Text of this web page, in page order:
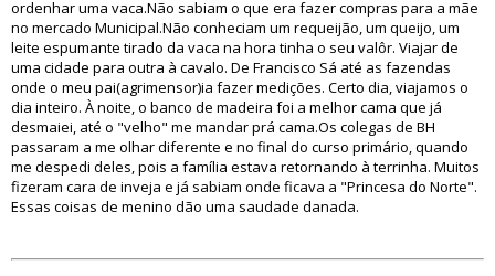
ordenhar uma vaca.Não sabiam o que era fazer compras para a mãe
no mercado Municipal.Não conheciam um requeijão, um queijo, um
leite espumante tirado da vaca na hora tinha o seu valôr. Viajar de
uma cidade para outra à cavalo. De Francisco Sá até as fazendas
onde o meu pai(agrimensor)ia fazer medições. Certo dia, viajamos o
dia inteiro. À noite, o banco de madeira foi a melhor cama que já
desmaiei, até o "velho" me mandar prá cama.Os colegas de BH
passaram a me olhar diferente e no final do curso primário, quando
me despedi deles, pois a família estava retornando à terrinha. Muitos
fizeram cara de inveja e já sabiam onde ficava a "Princesa do Norte".
Essas coisas de menino dão uma saudade danada.